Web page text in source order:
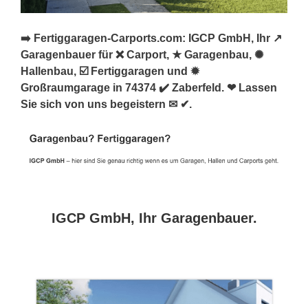
➡️ Fertiggaragen-Carports.com: IGCP GmbH, Ihr ↗️
Garagenbauer für ❌ Carport, ★ Garagenbau, ✺
Hallenbau, ☑️ Fertiggaragen und ✹
Großraumgarage in 74374 ✔️ Zaberfeld. ❤ Lassen
Sie sich von uns begeistern ✉ ✔.
IGCP GmbH, Ihr Garagenbauer.